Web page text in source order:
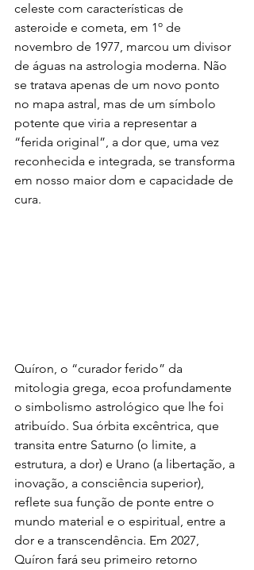
celeste com características de
asteroide e cometa, em 1º de
novembro de 1977, marcou um divisor
de águas na astrologia moderna. Não
se tratava apenas de um novo ponto
no mapa astral, mas de um símbolo
potente que viria a representar a
“ferida original”, a dor que, uma vez
reconhecida e integrada, se transforma
em nosso maior dom e capacidade de
cura.
Quíron, o “curador ferido” da
mitologia grega, ecoa profundamente
o simbolismo astrológico que lhe foi
atribuído. Sua órbita excêntrica, que
transita entre Saturno (o limite, a
estrutura, a dor) e Urano (a libertação, a
inovação, a consciência superior),
reflete sua função de ponte entre o
mundo material e o espiritual, entre a
dor e a transcendência. Em 2027,
Quíron fará seu primeiro retorno